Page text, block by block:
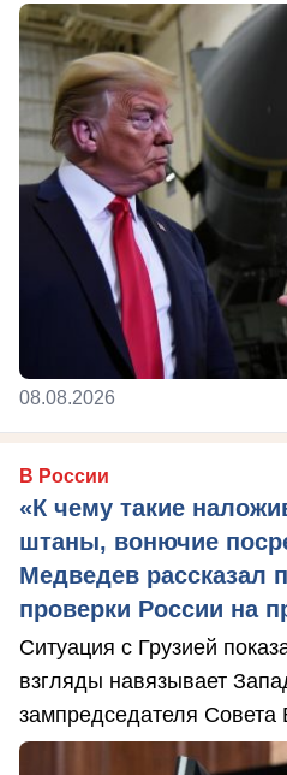
08.08.2026
В России
«К чему такие
штаны, вонючие
Медведев рассказал
проверки России на
Ситуация с Грузией
взгляды навязывает
зампредседателя Совета